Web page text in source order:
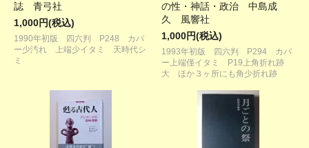
誌 青弓社
1,000円(税込)
1990年初版 四六判 P248 カバ
ー少汚れ 上端少イタミ 天時代シ
ミ
の性・神話・政治 中島成
久 風響社
1,000円(税込)
1993年初版 四六判 P294 カバ
ー上端僅イタミ P19上角折れ跡
大 ほか３ヶ所にも角少折れ跡